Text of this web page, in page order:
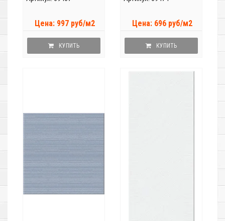
Цена: 997 руб/м2
КУПИТЬ
Цена: 696 руб/м2
КУПИТЬ